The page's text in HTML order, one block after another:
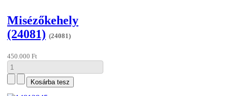
Misézőkehely
(24081) (24081)
450.000 Ft